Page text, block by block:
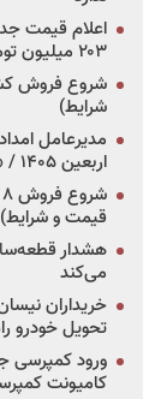
۲۰۳ میلیون تومانی
شرایط)
اربعین ۱۴۰۵ / «یارا» و هوش مصنوعی به خدمت زائران آمد
قیمت و شرایط) /
هشدار
می‌کند
خریداران
تحویل خودرو
ورود کمپرسی
کامیونت